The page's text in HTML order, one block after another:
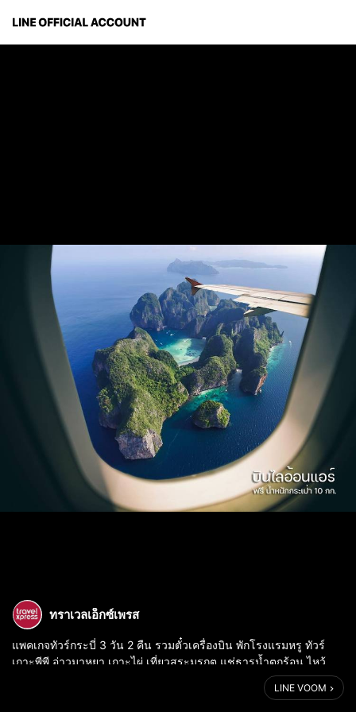
ทราเวลเอ็กซ์เพรส
แพคเกจทัวร์กระบี่ 3 วัน 2 คืน รวมตั๋วเครื่องบิน พักโรงแรมหรู ทัวร์
เกาะพีพี อ่าวมาหยา เกาะไผ่ เที่ยวสระมรกต แช่ธารน้ำตกร้อน ไหว้
พระวัดถ้ำเสือ ราคาเพียง 4,740 บาท เมื่อใช้สิทธิทัวร์เที่ยวไทย
LINE VOOM